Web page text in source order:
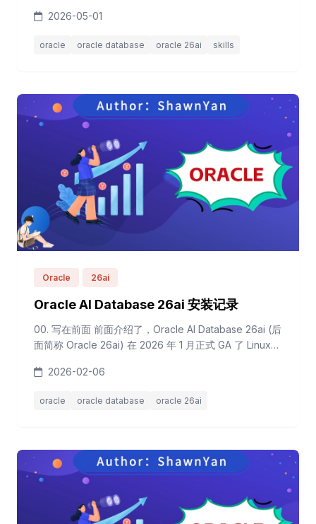
理的实战技能指南，涵盖 Oracle Database、OCI、
Oracle 专为 AI Agent 设计的&quot...
2026-05-01
oracle oracle database oracle 26ai skills
Oracle 26ai
Oracle AI Database 26ai 安装记录
00. 写在前面 前面介绍了，Oracle AI Database 26ai (后
面简称 Oracle 26ai) 在 2026 年 1 月正式 GA 了 Linux
支持版本（LTS）。说实话，从 19c 直接跳到 26ai，这
把 AI 能力直接写进数据库内核，而不是...
2026-02-06
oracle oracle database oracle 26ai